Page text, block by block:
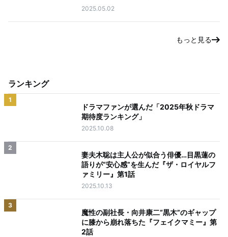
2025.05.02
もっと見る
ランキング
1
ドラマファンが選んだ「2025年秋ドラマ
期待度ランキング」
2025.10.08
2
妻夫木聡は主人公が似合う俳優…目黒蓮の
語りが“安心感”を生んだ『ザ・ロイヤルフ
ァミリー』第1話
2025.10.13
3
魔性の副社長・向井康二“黒木”のギャップ
に膝から崩れ落ちた『フェイクマミー』第
2話